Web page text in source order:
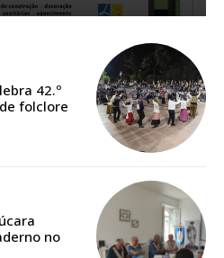
de assinatura desejado:
€
42.º
folclore
no